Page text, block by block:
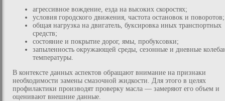
агрессивное вождение, езда на высоких скоростях;
условия городского движения, частота остановок и поворотов;
общая нагрузка на двигатель, буксировка иных транспортных
средств;
состояние и покрытие дорог, ямы, пробуксовки;
запыленность окружающей среды, сезонные и дневные
температуры.
В контексте данных аспектов обращают внимание на признаки
необходимости замены смазочной жидкости. Для этого в целях
профилактики производят проверку масла — замеряют его объем и
оценивают внешние данные.